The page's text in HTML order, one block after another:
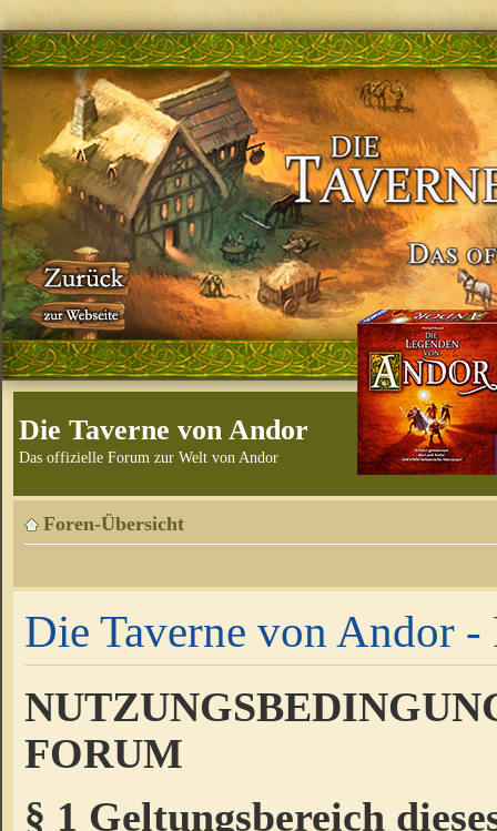
Die Taverne von Andor
Das offizielle Forum zur Welt von Andor
Foren-Übersicht
Die Taverne von Andor -
FORUM
§ 1 Geltungsbereich